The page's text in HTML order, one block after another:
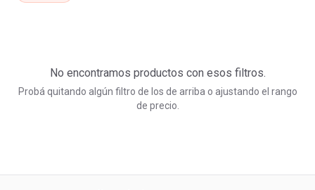
No encontramos productos con esos filtros.
Probá quitando algún filtro de los de arriba o ajustando el rango
de precio.